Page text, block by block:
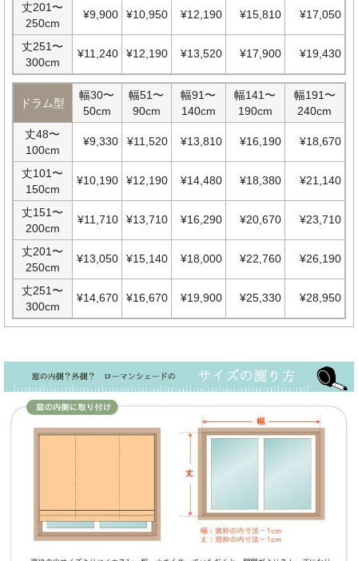
丈201〜
250cm
¥9,900 ¥10,950 ¥12,190 ¥15,810 ¥17,050
丈251〜
300cm
¥11,240 ¥12,190 ¥13,520 ¥17,900 ¥19,430
ドラム型
幅30〜
50cm
幅51〜
90cm
幅91〜
140cm
幅141〜
190cm
幅191〜
240cm
丈48〜
100cm
¥9,330 ¥11,520 ¥13,810 ¥16,190 ¥18,670
丈101〜
150cm
¥10,190 ¥12,190 ¥14,480 ¥18,380 ¥21,140
丈151〜
200cm
¥11,710 ¥13,710 ¥16,290 ¥20,670 ¥23,710
丈201〜
250cm
¥13,050 ¥15,140 ¥18,000 ¥22,760 ¥26,190
丈251〜
300cm
¥14,670 ¥16,670 ¥19,900 ¥25,330 ¥28,950